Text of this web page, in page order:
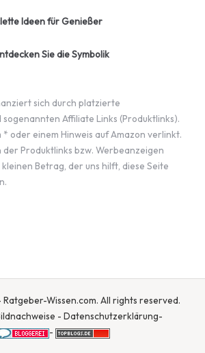
Ideen für Genießer
Sie die Symbolik
sich durch platzierte
Affiliate Links (Produktlinks).
* oder einem Hinweis auf Amazon verlinkt.
der Produktlinks bzw. Werbeanzeigen
Betrag, der uns hilft, diese Seite
Wissen.com. All rights reserved.
- Datenschutzerklärung-
-